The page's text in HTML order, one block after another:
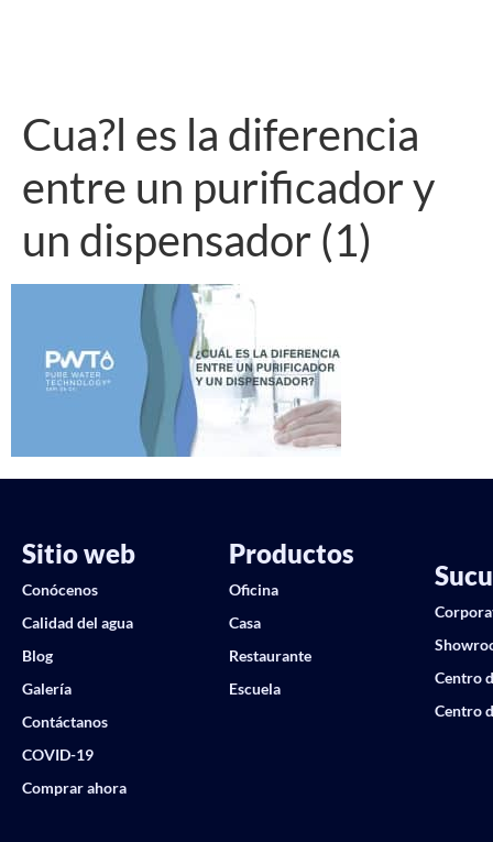
Cua?l es la diferencia
entre un purificador y
un dispensador (1)
Sitio web
Conócenos
Calidad del agua
Blog
Galería
Contáctanos
COVID-19
Comprar ahora
Productos
Oficina
Casa
Restaurante
Escuela
Centro
Centro